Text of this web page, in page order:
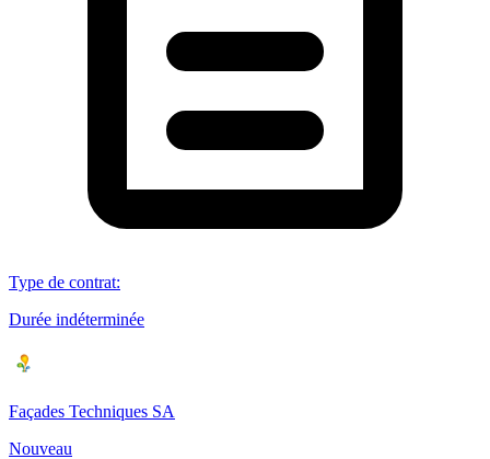
Type de contrat:
Durée indéterminée
Façades Techniques SA
Nouveau